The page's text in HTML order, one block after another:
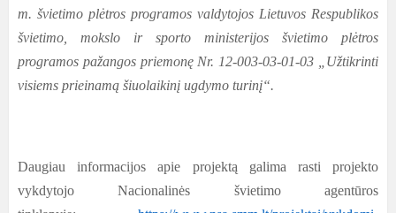
m. švietimo plėtros programos valdytojos Lietuvos Respublikos
švietimo, mokslo ir sporto ministerijos švietimo plėtros
programos pažangos priemonę Nr. 12-003-03-01-03 „Užtikrinti
visiems prieinamą šiuolaikinį ugdymo turinį“.
Daugiau informacijos apie projektą galima rasti projekto
vykdytojo Nacionalinės švietimo agentūros